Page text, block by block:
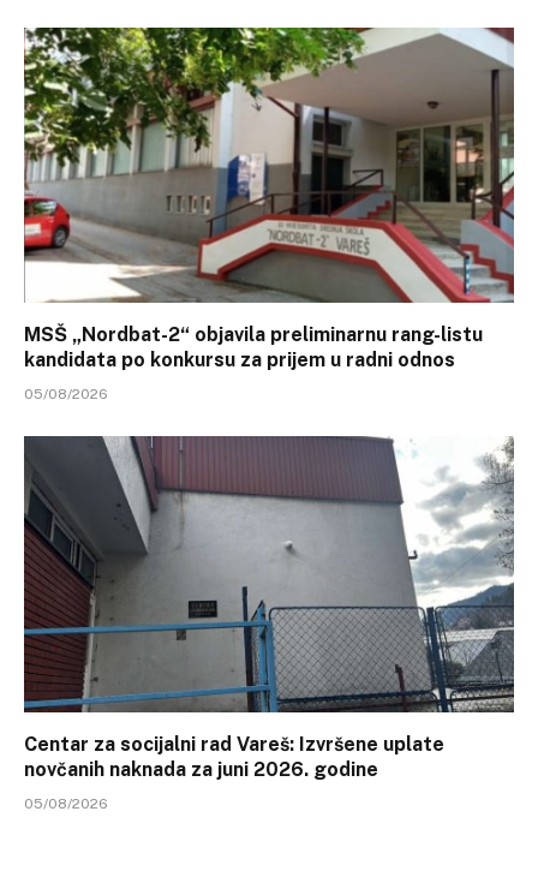
MSŠ „Nordbat-2“ objavila preliminarnu rang-listu
kandidata po konkursu za prijem u radni odnos
05/08/2026
Centar za socijalni rad Vareš: Izvršene uplate
novčanih naknada za juni 2026. godine
05/08/2026